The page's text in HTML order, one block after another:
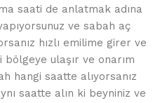
saati de anlatmak adına
ve sabah aç
hızlı emilime girer ve
bölgeye ulaşır ve onarım
hangi saatte alıyorsanız
saatte alın ki beyniniz ve